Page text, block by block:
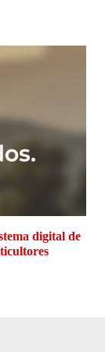
digital de